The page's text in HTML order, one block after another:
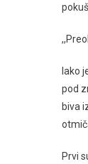
Iako
pod
biva
Prvi